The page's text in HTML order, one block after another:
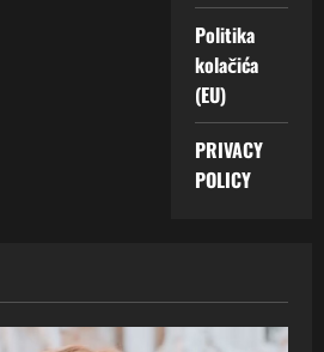
Politika
kolačića
(EU)
PRIVACY
POLICY